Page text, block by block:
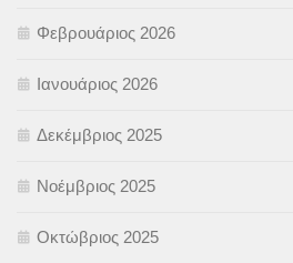
Φεβρουάριος 2026
Ιανουάριος 2026
Δεκέμβριος 2025
Νοέμβριος 2025
Οκτώβριος 2025